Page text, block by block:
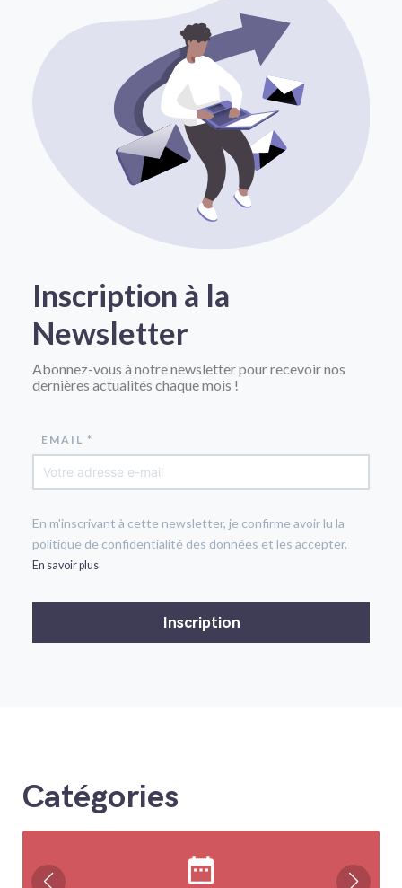
Inscription à la
Newsletter
Abonnez-vous à notre newsletter pour recevoir nos
dernières actualités chaque mois !
EMAIL *
En m'inscrivant à cette newsletter, je confirme avoir lu la
politique de confidentialité des données et les accepter.
En savoir plus
Catégories
date_range